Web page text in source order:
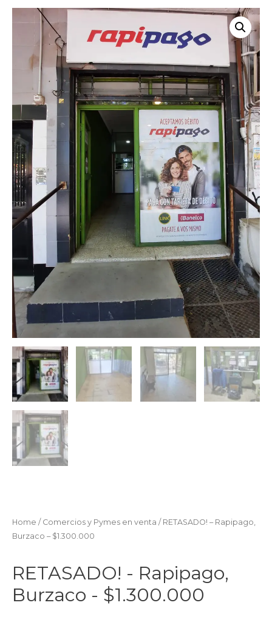
Home / Comercios y Pymes en venta / RETASADO! – Rapipago,
Burzaco – $1.300.000
RETASADO! - Rapipago,
Burzaco - $1.300.000